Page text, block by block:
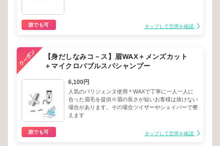
誰でも可 タップして空席を確認
【身だしなみコ－ス】眉WAX＋メンズカット
＋マイクロバブルスパシャンプー
6,100円
人気のパリジェンヌ使用＊WAXで丁寧に一人一人に
合った眉毛を提供※眉の長さが短いお客様は抜けない
場合があります。その場合ツイザーやシェイバーで整
えます
誰でも可 タップして空席を確認